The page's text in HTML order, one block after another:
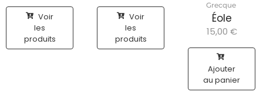
Voir
les
produits
Voir
les
produits
Grecque
Éole
15,00 €
Ajouter
au panier